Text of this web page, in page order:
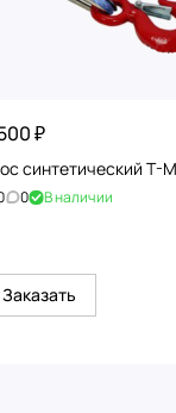
₽
синтетический T-
0 В наличии
Заказать